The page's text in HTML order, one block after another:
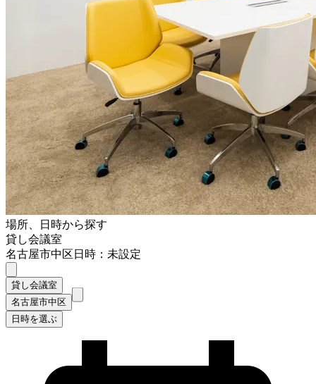
場所、日時から探す
貸し会議室
名古屋市中区日時：未設定
貸し会議室
名古屋市中区
日時を選ぶ